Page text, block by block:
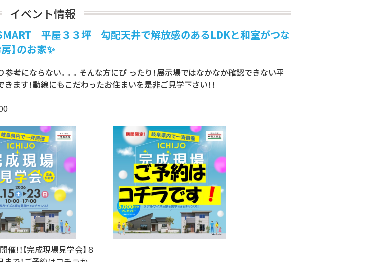
イベント情報
平屋３３坪 勾配天井で解放感のあるLDKと和室がつな
】のお家✨
考にならない。。。そんな方にぴ ったり！展示場ではなかなか確認できない平
ます！動線にもこだわったお住まいを是非ご見学下さい！！
！！【完成現場見学会】８